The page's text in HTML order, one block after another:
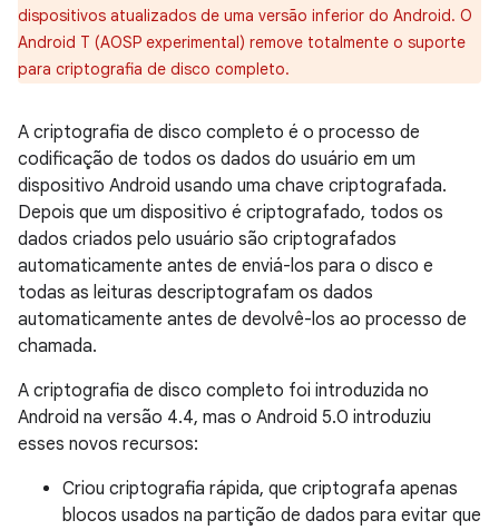
dispositivos atualizados de uma versão inferior do Android. O
Android T (AOSP experimental) remove totalmente o suporte
para criptografia de disco completo.
A criptografia de disco completo é o processo de
codificação de todos os dados do usuário em um
dispositivo Android usando uma chave criptografada.
Depois que um dispositivo é criptografado, todos os
dados criados pelo usuário são criptografados
automaticamente antes de enviá-los para o disco e
todas as leituras descriptografam os dados
automaticamente antes de devolvê-los ao processo de
chamada.
A criptografia de disco completo foi introduzida no
Android na versão 4.4, mas o Android 5.0 introduziu
esses novos recursos:
Criou criptografia rápida, que criptografa apenas
blocos usados ​​na partição de dados para evitar que